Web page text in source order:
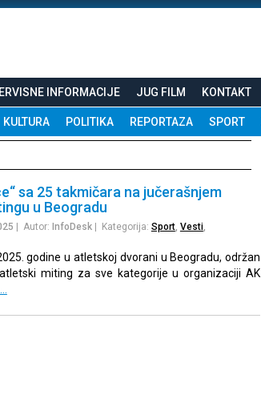
INFORMACIJE JUG FILM KONTAKT
KULTURA POLITIKA REPORTAZA SPORT
sa 25 takmičara na jučerašnjem
u Beogradu
| Autor: InfoDesk| Kategorija: Sport, Vesti,
godine u atletskoj dvorani u Beogradu, održan
miting za sve kategorije u organizaciji AK